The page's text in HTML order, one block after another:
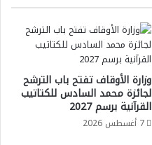
وزارة الأوقاف تفتح باب الترشح
لجائزة محمد السادس للكتاتيب
القرآنية برسم 2027
7 أغسطس 2026